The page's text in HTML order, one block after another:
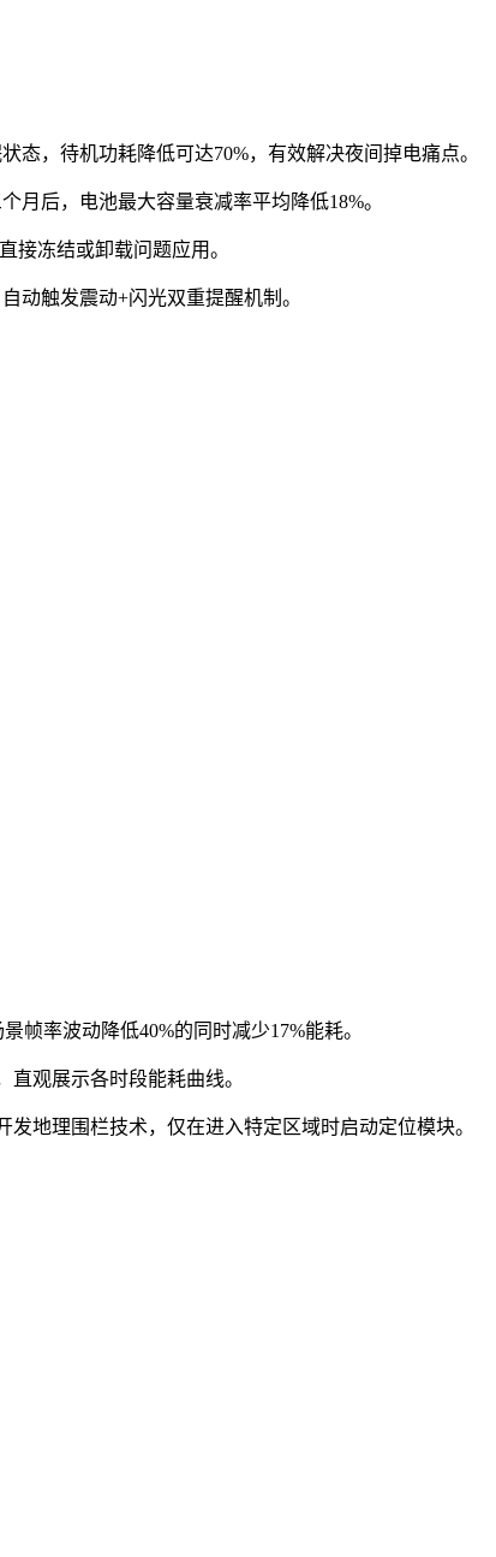
，待机功耗降低可达70%，有效解决夜间掉电痛点。
后，电池最大容量衰减率平均降低18%。
接冻结或卸载问题应用。
动触发震动+闪光双重提醒机制。
帧率波动降低40%的同时减少17%能耗。
观展示各时段能耗曲线。
地理围栏技术，仅在进入特定区域时启动定位模块。